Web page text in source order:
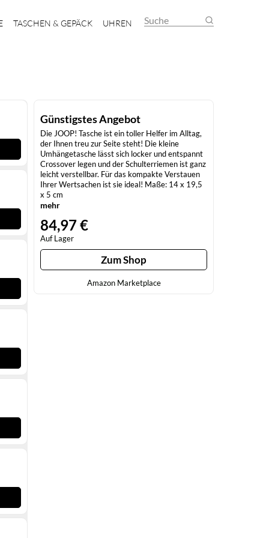
TASCHEN & GEPÄCK UHREN Suche
Günstigstes Angebot
Die JOOP! Tasche ist ein toller Helfer im Alltag,
der Ihnen treu zur Seite steht! Die kleine
Umhängetasche lässt sich locker und entspannt
Crossover legen und der Schulterriemen ist ganz
leicht verstellbar. Für das kompakte Verstauen
Ihrer Wertsachen ist sie ideal! Maße: 14 x 19,5
x 5 cm
mehr
84,97 €
Auf Lager
Zum Shop
Amazon Marketplace